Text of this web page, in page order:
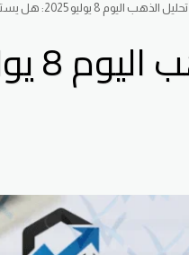
تحليل الذهب اليوم 8 يوليو 2025: هل يستمر الهبوط أم تبدأ موجة صعود جديدة؟